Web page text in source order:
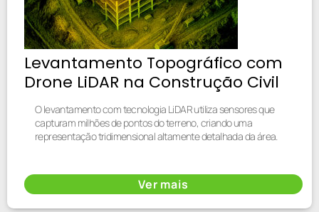
Levantamento Topográfico com
Drone LiDAR na Construção Civil
O levantamento com tecnologia LiDAR utiliza sensores que
capturam milhões de pontos do terreno, criando uma
representação tridimensional altamente detalhada da área.
Ver mais